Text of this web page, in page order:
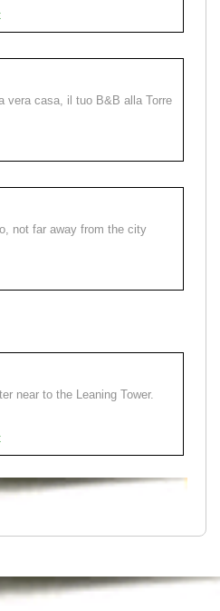
vera casa, il tuo B&B alla Torre
not far away from the city
near to the Leaning Tower.